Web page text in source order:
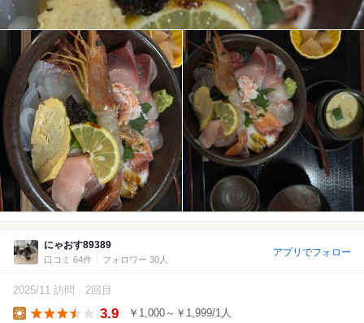
にゃおす89389
口コミ 64件 フォロワー 30人
アプリでフォロー
2025/11 訪問 2回目
3.9 ￥1,000～￥1,999/1人